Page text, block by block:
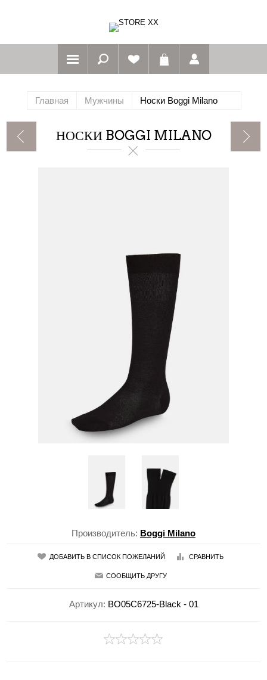
Главная Мужчины Носки Boggi Milano
НОСКИ BOGGI MILANO
Производитель: Boggi Milano
ДОБАВИТЬ В СПИСОК ПОЖЕЛАНИЙ СРАВНИТЬ
СООБЩИТЬ ДРУГУ
Артикул: BO05C6725-Black - 01